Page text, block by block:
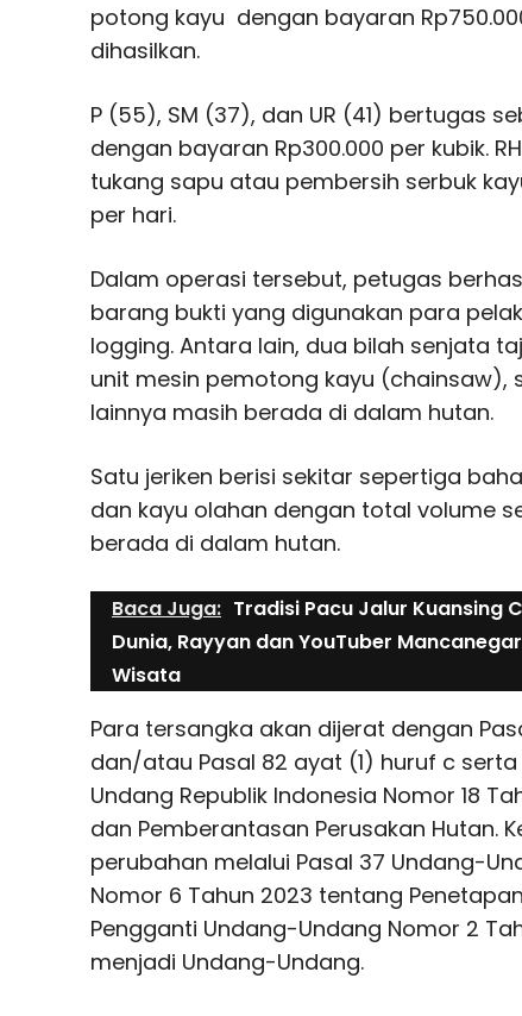
potong kayu dengan bayaran
dihasilkan.
P (55), SM (37), dan UR (41) bertugas
dengan bayaran Rp300.000 per kubik.
tukang sapu atau pembersih serbuk
per hari.
Dalam operasi tersebut, petugas
barang bukti yang digunakan para
logging. Antara lain, dua bilah senjata
unit mesin pemotong kayu (chainsaw),
lainnya masih berada di dalam hutan.
Satu jeriken berisi sekitar sepertiga
dan kayu olahan dengan total volume
berada di dalam hutan.
Baca Juga: Tradisi Pacu Jalur Kuansing
Dunia, Rayyan dan YouTuber
Wisata
Para tersangka akan dijerat dengan
dan/atau Pasal 82 ayat (1) huruf c
Undang Republik Indonesia Nomor 18
dan Pemberantasan Perusakan Hutan.
perubahan melalui Pasal 37 Undang-
Nomor 6 Tahun 2023 tentang
Pengganti Undang-Undang Nomor 2
menjadi Undang-Undang.